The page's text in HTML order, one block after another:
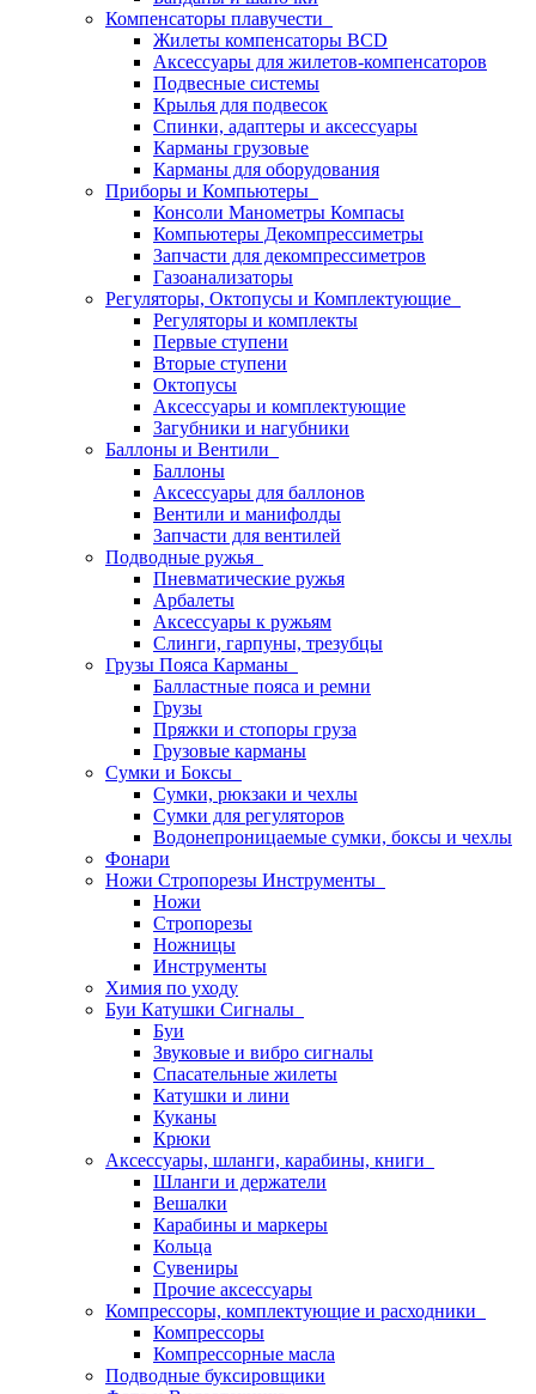
Компенсаторы плавучести
Жилеты компенсаторы BCD
Аксессуары для жилетов-компенсаторов
Подвесные системы
Крылья для подвесок
Спинки, адаптеры и аксессуары
Карманы грузовые
Карманы для оборудования
Приборы и Компьютеры
Консоли Манометры Компасы
Компьютеры Декомпрессиметры
Запчасти для декомпрессиметров
Газоанализаторы
Регуляторы, Октопусы и Комплектующие
Регуляторы и комплекты
Первые ступени
Вторые ступени
Октопусы
Аксессуары и комплектующие
Загубники и нагубники
Баллоны и Вентили
Баллоны
Аксессуары для баллонов
Вентили и манифолды
Запчасти для вентилей
Подводные ружья
Пневматические ружья
Арбалеты
Аксессуары к ружьям
Слинги, гарпуны, трезубцы
Грузы Пояса Карманы
Балластные пояса и ремни
Грузы
Пряжки и стопоры груза
Грузовые карманы
Сумки и Боксы
Сумки, рюкзаки и чехлы
Сумки для регуляторов
Водонепроницаемые сумки, боксы и чехлы
Фонари
Ножи Стропорезы Инструменты
Ножи
Стропорезы
Ножницы
Инструменты
Химия по уходу
Буи Катушки Сигналы
Буи
Звуковые и вибро сигналы
Спасательные жилеты
Катушки и лини
Куканы
Крюки
Аксессуары, шланги, карабины, книги
Шланги и держатели
Вешалки
Карабины и маркеры
Кольца
Сувениры
Прочие аксессуары
Компрессоры, комплектующие и расходники
Компрессоры
Компрессорные масла
Подводные буксировщики